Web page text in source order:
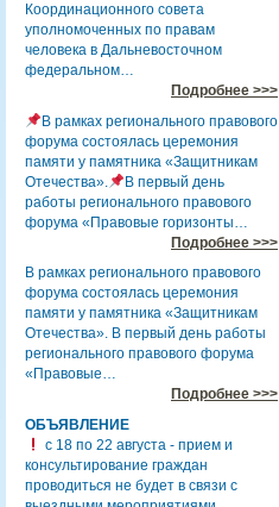
Координационного совета
уполномоченных по правам
человека в Дальневосточном
федеральном…
Подробнее >>>
В рамках регионального правового
форума состоялась церемония
памяти у памятника «Защитникам
Отечества».
В первый день
работы регионального правового
форума «Правовые горизонты…
Подробнее >>>
В рамках регионального правового
форума состоялась церемония
памяти у памятника «Защитникам
Отечества». В первый день работы
регионального правового форума
«Правовые…
Подробнее >>>
ОБЪЯВЛЕНИЕ
с 18 по 22 августа - прием и
консультирование граждан
проводиться не будет в связи с